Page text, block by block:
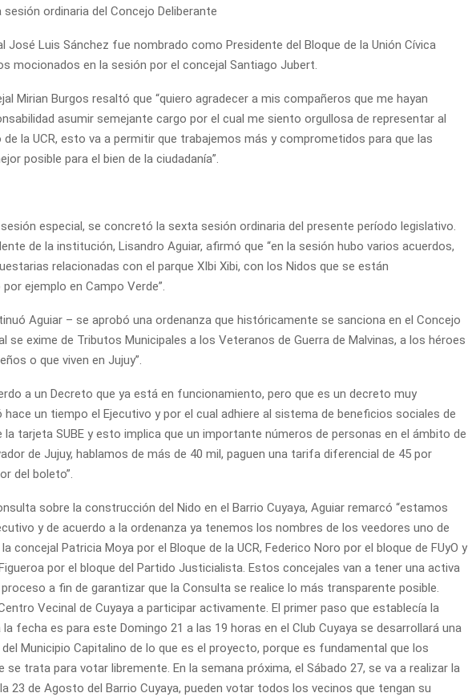
José Luis Sánchez fue nombrado como Presidente del Bloque de la Unión Cívica
mocionados en la sesión por el concejal Santiago Jubert.
Mirian Burgos resaltó que “quiero agradecer a mis compañeros que me hayan
asumir semejante cargo por el cual me siento orgullosa de representar al
de la UCR, esto va a permitir que trabajemos más y comprometidos para que las
posible para el bien de la ciudadanía”.
especial, se concretó la sexta sesión ordinaria del presente período legislativo.
de la institución, Lisandro Aguiar, afirmó que “en la sesión hubo varios acuerdos,
relacionadas con el parque XIbi Xibi, con los Nidos que se están
ejemplo en Campo Verde”.
Aguiar – se aprobó una ordenanza que históricamente se sanciona en el Concejo
se exime de Tributos Municipales a los Veteranos de Guerra de Malvinas, a los héroes
o que viven en Jujuy”.
a un Decreto que ya está en funcionamiento, pero que es un decreto muy
un tiempo el Ejecutivo y por el cual adhiere al sistema de beneficios sociales de
tarjeta SUBE y esto implica que un importante números de personas en el ámbito de
de Jujuy, hablamos de más de 40 mil, paguen una tarifa diferencial de 45 por
del boleto”.
sobre la construcción del Nido en el Barrio Cuyaya, Aguiar remarcó “estamos
y de acuerdo a la ordenanza ya tenemos los nombres de los veedores uno de
concejal Patricia Moya por el Bloque de la UCR, Federico Noro por el bloque de FUyO y
por el bloque del Partido Justicialista. Estos concejales van a tener una activa
a fin de garantizar que la Consulta se realice lo más transparente posible.
Vecinal de Cuyaya a participar activamente. El primer paso que establecía la
fecha es para este Domingo 21 a las 19 horas en el Club Cuyaya se desarrollará una
Municipio Capitalino de lo que es el proyecto, porque es fundamental que los
se trata para votar libremente. En la semana próxima, el Sábado 27, se va a realizar la
23 de Agosto del Barrio Cuyaya, pueden votar todos los vecinos que tengan su